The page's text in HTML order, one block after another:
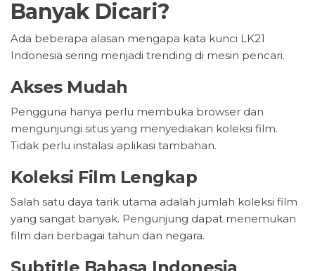
Banyak Dicari?
Ada beberapa alasan mengapa kata kunci LK21
Indonesia sering menjadi trending di mesin pencari.
Akses Mudah
Pengguna hanya perlu membuka browser dan
mengunjungi situs yang menyediakan koleksi film.
Tidak perlu instalasi aplikasi tambahan.
Koleksi Film Lengkap
Salah satu daya tarik utama adalah jumlah koleksi film
yang sangat banyak. Pengunjung dapat menemukan
film dari berbagai tahun dan negara.